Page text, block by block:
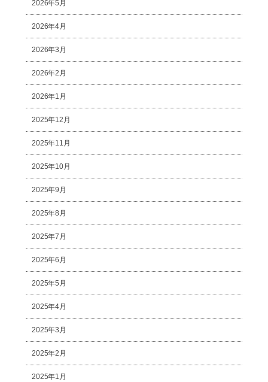
2026年5月
2026年4月
2026年3月
2026年2月
2026年1月
2025年12月
2025年11月
2025年10月
2025年9月
2025年8月
2025年7月
2025年6月
2025年5月
2025年4月
2025年3月
2025年2月
2025年1月